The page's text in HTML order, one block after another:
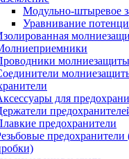
Модульно-штыревое
Уравнивание
молниезащиты
для
предохранители
предохранители